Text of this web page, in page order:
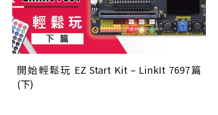
開始輕鬆玩 EZ Start Kit – LinkIt 7697篇
(下)